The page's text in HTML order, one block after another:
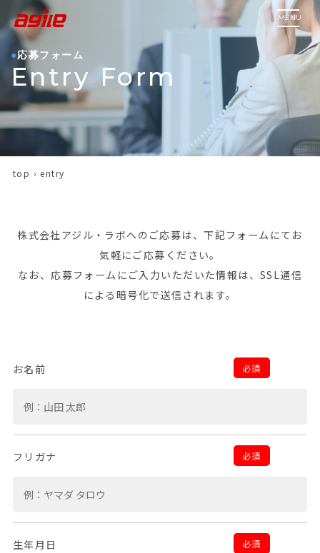
MENU
応募フォーム
Entry Form
top › entry
株式会社アジル・ラボへのご応募は、下記フォームにてお
気軽にご応募ください。
なお、応募フォームにご⼊⼒いただいた情報は、SSL通信
による暗号化で送信されます。
お名前 必須
フリガナ 必須
生年月日 必須